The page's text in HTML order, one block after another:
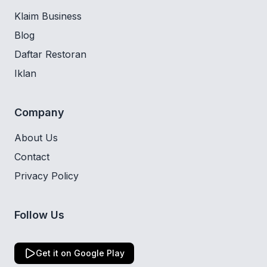
Klaim Business
Blog
Daftar Restoran
Iklan
Company
About Us
Contact
Privacy Policy
Follow Us
Get it on Google Play